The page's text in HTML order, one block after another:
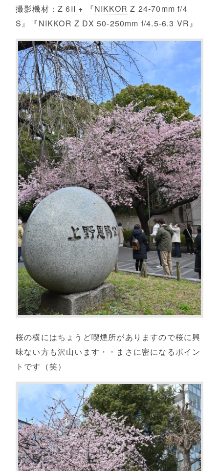
撮影機材：Z 6II + 『NIKKOR Z 24-70mm f/4
S』『NIKKOR Z DX 50-250mm f/4.5-6.3 VR』
桜の横にはちょうど喫煙所がありますので桜に興
味ない方も沢山います・・まさに密になるポイン
トです（笑）